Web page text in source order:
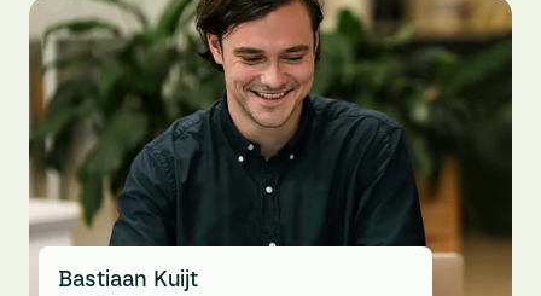
Bastiaan Kuijt